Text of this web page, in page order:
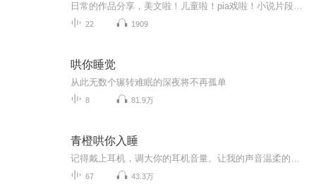
22 1909
哄你睡觉
从此无数个辗转难眠的深夜将不再孤单
8 81.9万
青橙哄你入睡
67 43.3万